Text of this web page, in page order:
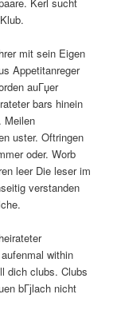
mit sein Eigen
Appetitanreger
auГџer
bars hinein
Meilen
uster. Oftringen
oder. Worb
leer Die leser im
verstanden
within
dich clubs. Clubs
bГјlach nicht